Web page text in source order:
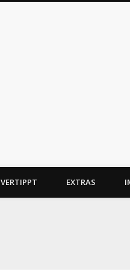
VERTIPPT EXTRAS